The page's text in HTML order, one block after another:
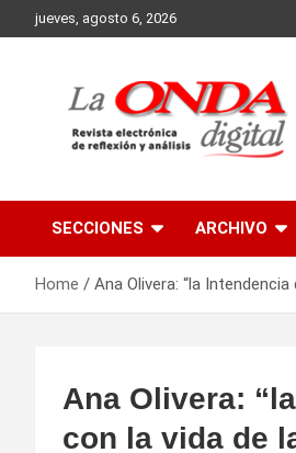
to
jueves, agosto 6, 2026
SECCIONES ARCHIVO
Home Ana Olivera: “la
Ana Olivera:
con la vida de